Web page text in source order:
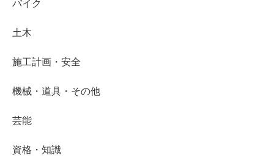
バイク
土木
施工計画・安全
機械・道具・その他
芸能
資格・知識